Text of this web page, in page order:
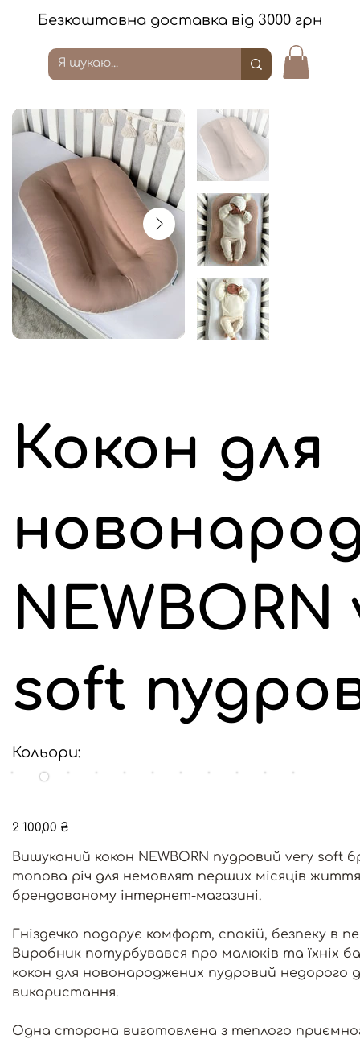
Безкоштовна доставка від 3000 грн
Кокон для
NEWBORN
soft
Кольори:
Ціна
2 100,00 ₴
Вишуканий кокон NEWBORN пудровий very soft
топова річ для немовлят перших місяців
брендованому інтернет-магазині.
Гніздечко подарує комфорт, спокій, безпеку в
Виробник потурбувався про малюків та їхніх
кокон для новонароджених пудровий недорого
використання.
Одна сторона виготовлена з теплого